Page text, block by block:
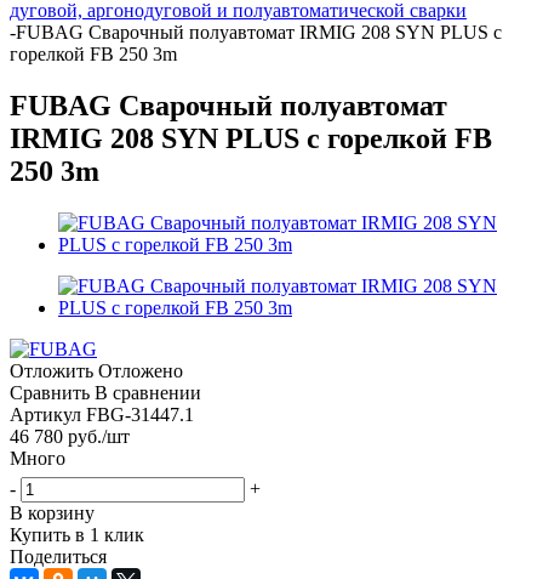
дуговой, аргонодуговой и полуавтоматической сварки
-FUBAG Сварочный полуавтомат IRMIG 208 SYN PLUS c
горелкой FB 250 3m
FUBAG Сварочный полуавтомат
IRMIG 208 SYN PLUS c горелкой FB
250 3m
Отложить Отложено
Сравнить В сравнении
Артикул FBG-31447.1
46 780 руб./шт
Много
-
+
В корзину
Купить в 1 клик
Поделиться